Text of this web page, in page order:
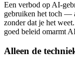
Een verbod op AI-
gebruiken het toch —
zonder dat je het
goed beleid omarmt
Alleen de